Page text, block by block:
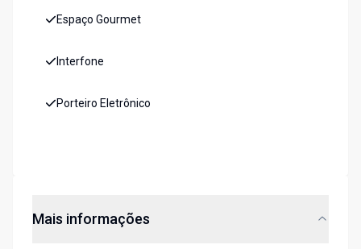
Espaço Gourmet
Interfone
Porteiro Eletrônico
Mais informações